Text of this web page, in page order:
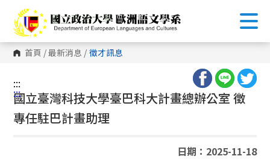
到
主
要
內
容 首頁 /最新消息 / 徵才訊息
:::
:::
國立臺灣科技大學臺巴科大計畫總辦公室 徵
專任駐巴計畫助理
日期：2025-11-18